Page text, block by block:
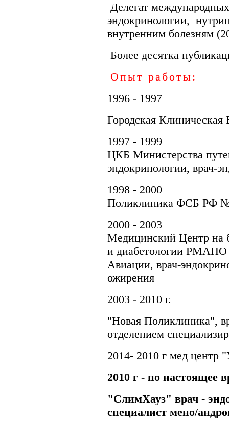
Делегат
эндокринологии,
внутренним болезням
Более десятка
Опыт работы:
1996 - 1997
Городская
1997 - 1999
ЦКБ Министерства
эндокринологии, врач-
1998 - 2000
Поликлиника ФСБ РФ
2000 - 2003
Медицинский Центр на
и диабетологии
Авиации, врач-
ожирения
2003 - 2010 г.
"Новая Поликлиника",
отделением
2014- 2010 г мед центр
2010 г - по настоящее
"СлимХауз" врач -
специалист мено/